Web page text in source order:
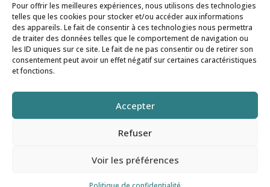
Pour offrir les meilleures expériences, nous utilisons des technologies
telles que les cookies pour stocker et/ou accéder aux informations
des appareils. Le fait de consentir à ces technologies nous permettra
de traiter des données telles que le comportement de navigation ou
les ID uniques sur ce site. Le fait de ne pas consentir ou de retirer son
consentement peut avoir un effet négatif sur certaines caractéristiques
et fonctions.
Accepter
Refuser
Voir les préférences
Site réalisé parKitacom| Copyright © 2026 – La